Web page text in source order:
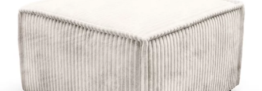
Gratis retourneren binnen 365 dagen
+31 45 744 0172
4.3